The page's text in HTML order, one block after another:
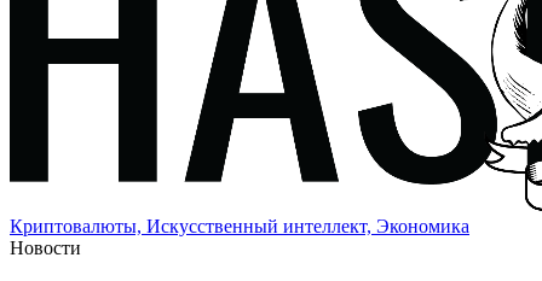
Криптовалюты, Искусственный интеллект, Экономика
Новости